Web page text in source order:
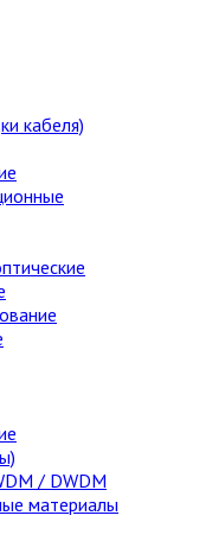
кабеля)
/ DWDM
материалы